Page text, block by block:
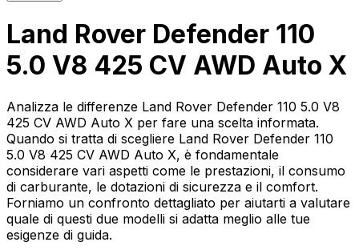
Land Rover Defender 110
5.0 V8 425 CV AWD Auto X
Analizza le differenze Land Rover Defender 110 5.0 V8
425 CV AWD Auto X per fare una scelta informata.
Quando si tratta di scegliere Land Rover Defender 110
5.0 V8 425 CV AWD Auto X, è fondamentale
considerare vari aspetti come le prestazioni, il consumo
di carburante, le dotazioni di sicurezza e il comfort.
Forniamo un confronto dettagliato per aiutarti a valutare
quale di questi due modelli si adatta meglio alle tue
esigenze di guida.